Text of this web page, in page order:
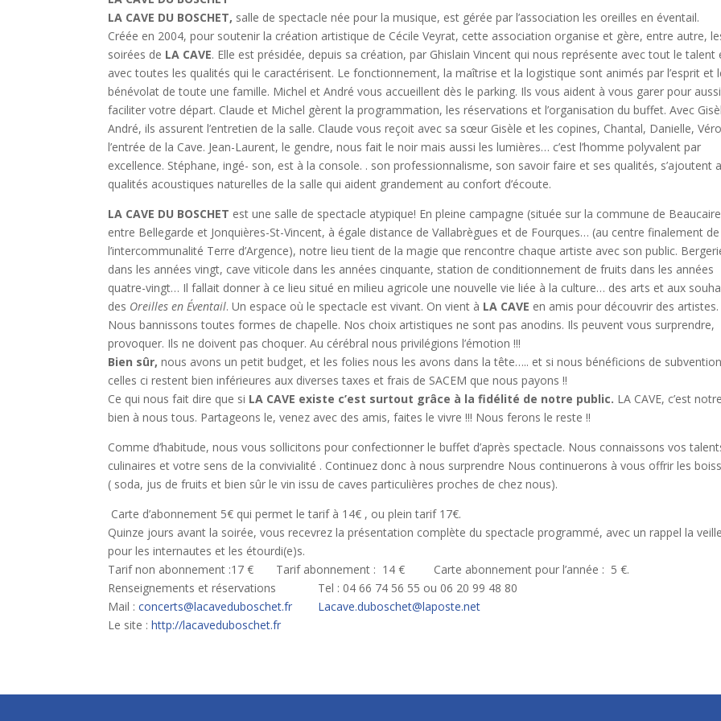
LA CAVE DU BOSCHET, salle de spectacle née pour la musique, est gérée par l’association les oreilles en éventail.
Créée en 2004, pour soutenir la création artistique de Cécile Veyrat, cette association organise et gère, entre autre,
soirées de LA CAVE. Elle est présidée, depuis sa création, par Ghislain Vincent qui nous représente avec tout le talent
avec toutes les qualités qui le caractérisent. Le fonctionnement, la maîtrise et la logistique sont animés par l’esprit et
bénévolat de toute une famille. Michel et André vous accueillent dès le parking. Ils vous aident à vous garer pour aussi
faciliter votre départ. Claude et Michel gèrent la programmation, les réservations et l’organisation du buffet. Avec
André, ils assurent l’entretien de la salle. Claude vous reçoit avec sa sœur Gisèle et les copines, Chantal, Danielle,
l’entrée de la Cave. Jean-Laurent, le gendre, nous fait le noir mais aussi les lumières… c’est l’homme polyvalent par
excellence. Stéphane, ingé- son, est à la console. . son professionnalisme, son savoir faire et ses qualités, s’ajoutent
qualités acoustiques naturelles de la salle qui aident grandement au confort d’écoute.
LA CAVE DU BOSCHET est une salle de spectacle atypique! En pleine campagne (située sur la commune de Beaucaire
entre Bellegarde et Jonquières-St-Vincent, à égale distance de Vallabrègues et de Fourques… (au centre finalement de
l’intercommunalité Terre d’Argence), notre lieu tient de la magie que rencontre chaque artiste avec son public.
dans les années vingt, cave viticole dans les années cinquante, station de conditionnement de fruits dans les années
quatre-vingt… Il fallait donner à ce lieu situé en milieu agricole une nouvelle vie liée à la culture… des arts et aux
des Oreilles en Éventail. Un espace où le spectacle est vivant. On vient à LA CAVE en amis pour découvrir des artistes.
Nous bannissons toutes formes de chapelle. Nos choix artistiques ne sont pas anodins. Ils peuvent vous surprendre,
provoquer. Ils ne doivent pas choquer. Au cérébral nous privilégions l’émotion !!!
Bien sûr, nous avons un petit budget, et les folies nous les avons dans la tête….. et si nous bénéficions de
celles ci restent bien inférieures aux diverses taxes et frais de SACEM que nous payons !!
Ce qui nous fait dire que si LA CAVE existe c’est surtout grâce à la fidélité de notre public. LA CAVE, c’est notre
bien à nous tous. Partageons le, venez avec des amis, faites le vivre !!! Nous ferons le reste !!
Comme d’habitude, nous vous sollicitons pour confectionner le buffet d’après spectacle. Nous connaissons vos
culinaires et votre sens de la convivialité . Continuez donc à nous surprendre Nous continuerons à vous offrir les
( soda, jus de fruits et bien sûr le vin issu de caves particulières proches de chez nous).
Carte d’abonnement 5€ qui permet le tarif à 14€ , ou plein tarif 17€.
Quinze jours avant la soirée, vous recevrez la présentation complète du spectacle programmé, avec un rappel la veille
pour les internautes et les étourdi(e)s.
Tarif non abonnement :17 € Tarif abonnement : 14 € Carte abonnement pour l’année : 5 €.
Renseignements et réservations Tel : 04 66 74 56 55 ou 06 20 99 48 80
Mail :concerts@lacaveduboschet.fr
Lacave.duboschet@laposte.net
Le site :http://lacaveduboschet.fr